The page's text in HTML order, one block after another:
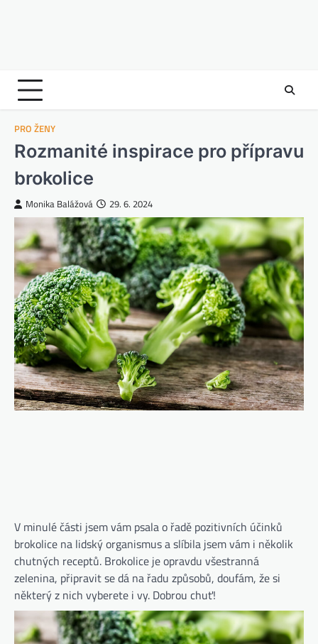
PRO ŽENY
Rozmanité inspirace pro přípravu
brokolice
Monika Balážová 29. 6. 2024
V minulé části jsem vám psala o řadě pozitivních účinků
brokolice na lidský organismus a slíbila jsem vám i několik
chutných receptů. Brokolice je opravdu všestranná
zelenina, připravit se dá na řadu způsobů, doufám, že si
některý z nich vyberete i vy. Dobrou chuť!